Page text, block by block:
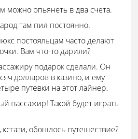
можно опьянеть в два счета.
там пил постоянно.
постояльцам часто делают
Вам что-то дарили?
подарок сделали. Он
долларов в казино, и ему
путевки на этот лайнер.
пассажир! Такой будет играть
кстати, обошлось путешествие?